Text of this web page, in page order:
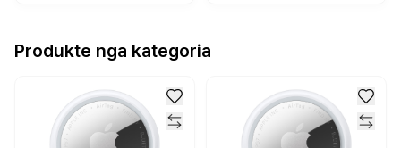
Produkte nga kategoria